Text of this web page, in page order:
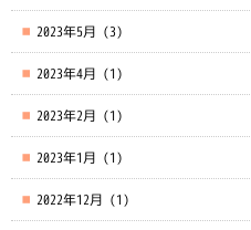
2023年5月 (3)
2023年4月 (1)
2023年2月 (1)
2023年1月 (1)
2022年12月 (1)